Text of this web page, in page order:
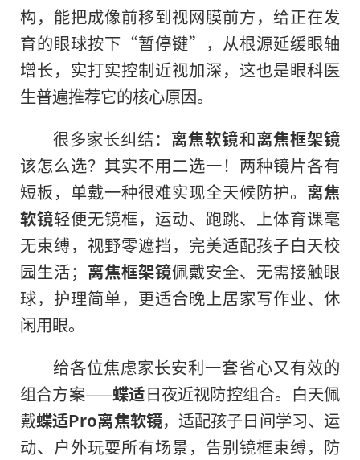
构，能把成像前移到视网膜前方，给正在发
育的眼球按下“暂停键”，从根源延缓眼轴
增长，实打实控制近视加深，这也是眼科医
生普遍推荐它的核心原因。
很多家长纠结： 离焦软镜和离焦框架镜
该怎么选？其实不用二选一！两种镜片各有
短板，单戴一种很难实现全天候防护。 离焦
软镜轻便无镜框，运动、跑跳、上体育课毫
无束缚，视野零遮挡，完美适配孩子白天校
园生活； 离焦框架镜佩戴安全、无需接触眼
球，护理简单，更适合晚上居家写作业、休
闲用眼。
给各位焦虑家长安利一套省心又有效的
组合方案——蝶适日夜近视防控组合。白天佩
戴蝶适Pro离焦软镜，适配孩子日间学习、运
动、户外玩耍所有场景，告别镜框束缚，防